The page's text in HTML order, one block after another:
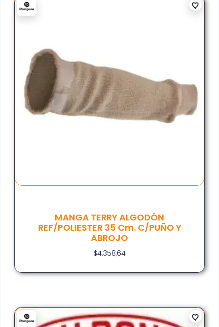
MANGA TERRY ALGODÓN
REF/POLIESTER 35 Cm. C/PUÑO Y
ABROJO
$4.358,64